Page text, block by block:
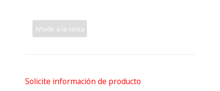
Añadir a la cesta
Solicite información de producto